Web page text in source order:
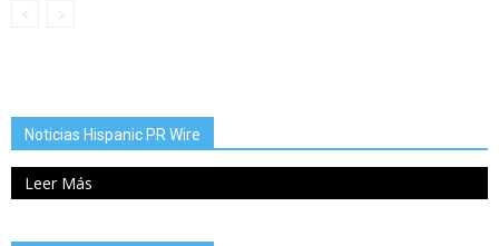
Noticias Hispanic PR Wire
Leer Más